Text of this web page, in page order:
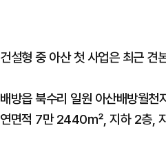
건설형 중 아산 첫 사업은 최근 견
배방읍 북수리 일원 아산배방월
연면적 7만 2440㎡, 지하 2층,